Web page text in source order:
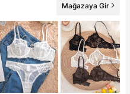
Mağazaya Gir